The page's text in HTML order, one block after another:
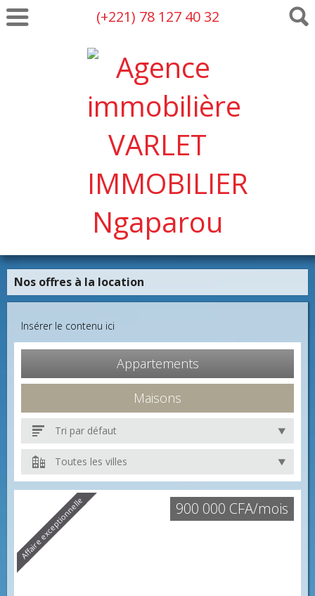
(+221) 78 127 40 32
Nos offres à la location
Insérer le contenu ici
Appartements
Maisons
Tri par défaut
Toutes les villes
Affaire exceptionnelle 900 000 CFA/mois